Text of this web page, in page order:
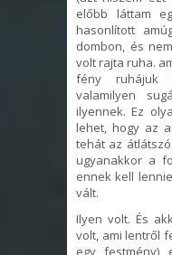
előbb láttam
hasonlított
dombon, és
volt rajta ruha.
fény ruhájuk
valamilyen
ilyennek. Ez
lehet, hogy az
tehát az
ugyanakkor a
ennek kell
vált.
Ilyen volt. És
volt, ami lentről
egy festmény)